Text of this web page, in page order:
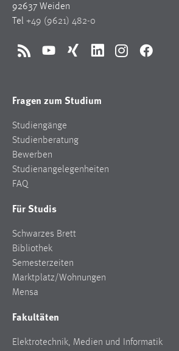
92637 Weiden
Tel +49 (9621) 482-0
RSS YouTubeXing LinkedInInstagramFacebook
Fragen zum Studium
Studiengänge
Studienberatung
Bewerben
Studienangelegenheiten
FAQ
Für Studis
Schwarzes Brett
Bibliothek
Semesterzeiten
Marktplatz/Wohnungen
Mensa
Fakultäten
Elektrotechnik, Medien und Informatik